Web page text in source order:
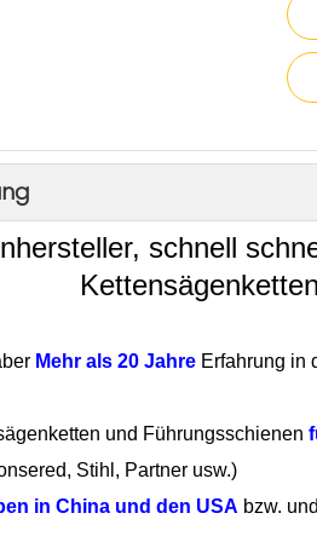
schnell
Mehr als 20 Jahre Erfahrung in
und Führungsschienen
Stihl, Partner usw.)
in China und den USA bzw.